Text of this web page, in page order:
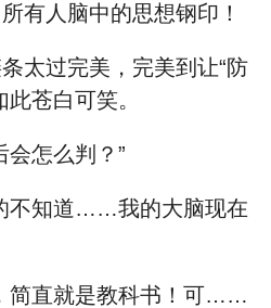
有人脑中的思想钢印！
太过完美，完美到让“防
苍白可笑。
怎么判？”
不知道……我的大脑现在
简直就是教科书！可……